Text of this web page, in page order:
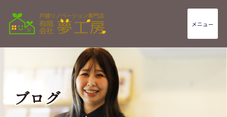
メニュー
ブログ